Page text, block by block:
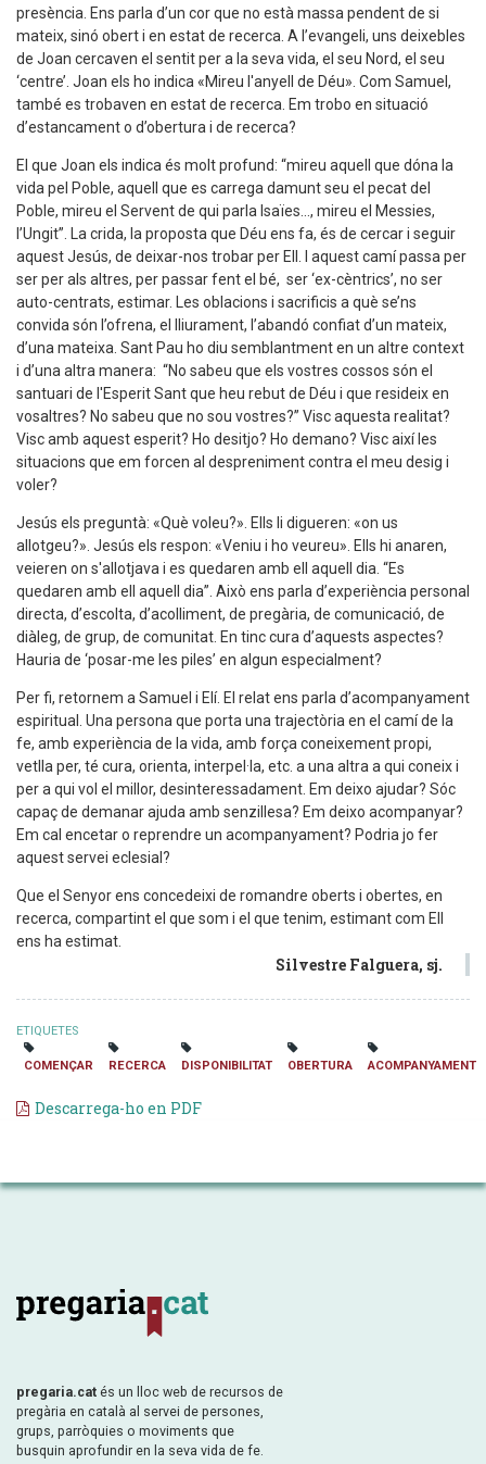
presència. Ens parla d’un cor que no està massa pendent de si
mateix, sinó obert i en estat de recerca. A l’evangeli, uns deixebles
de Joan cercaven el sentit per a la seva vida, el seu Nord, el seu
‘centre’. Joan els ho indica «Mireu l'anyell de Déu». Com Samuel,
també es trobaven en estat de recerca. Em trobo en situació
d’estancament o d’obertura i de recerca?
El que Joan els indica és molt profund: “mireu aquell que dóna la
vida pel Poble, aquell que es carrega damunt seu el pecat del
Poble, mireu el Servent de qui parla Isaïes..., mireu el Messies,
l’Ungit”. La crida, la proposta que Déu ens fa, és de cercar i seguir
aquest Jesús, de deixar-nos trobar per Ell. I aquest camí passa per
ser per als altres, per passar fent el bé, ser ‘ex-cèntrics’, no ser
auto-centrats, estimar. Les oblacions i sacrificis a què se’ns
convida són l’ofrena, el lliurament, l’abandó confiat d’un mateix,
d’una mateixa. Sant Pau ho diu semblantment en un altre context
i d’una altra manera: “No sabeu que els vostres cossos són el
santuari de l'Esperit Sant que heu rebut de Déu i que resideix en
vosaltres? No sabeu que no sou vostres?” Visc aquesta realitat?
Visc amb aquest esperit? Ho desitjo? Ho demano? Visc així les
situacions que em forcen al despreniment contra el meu desig i
voler?
Jesús els preguntà: «Què voleu?». Ells li digueren: «on us
allotgeu?». Jesús els respon: «Veniu i ho veureu». Ells hi anaren,
veieren on s'allotjava i es quedaren amb ell aquell dia. “Es
quedaren amb ell aquell dia”. Això ens parla d’experiència personal
directa, d’escolta, d’acolliment, de pregària, de comunicació, de
diàleg, de grup, de comunitat. En tinc cura d’aquests aspectes?
Hauria de ‘posar-me les piles’ en algun especialment?
Per fi, retornem a Samuel i Elí. El relat ens parla d’acompanyament
espiritual. Una persona que porta una trajectòria en el camí de la
fe, amb experiència de la vida, amb força coneixement propi,
vetlla per, té cura, orienta, interpel·la, etc. a una altra a qui coneix i
per a qui vol el millor, desinteressadament. Em deixo ajudar? Sóc
capaç de demanar ajuda amb senzillesa? Em deixo acompanyar?
Em cal encetar o reprendre un acompanyament? Podria jo fer
aquest servei eclesial?
Que el Senyor ens concedeixi de romandre oberts i obertes, en
recerca, compartint el que som i el que tenim, estimant com Ell
ens ha estimat.
Silvestre Falguera, sj.
ETIQUETES
COMENÇAR RECERCA DISPONIBILITAT OBERTURA ACOMPANYAMENT
Descarrega-ho en PDF
pregaria.cat és un lloc web de recursos de
pregària en català al servei de persones,
grups, parròquies o moviments que
busquin aprofundir en la seva vida de fe.